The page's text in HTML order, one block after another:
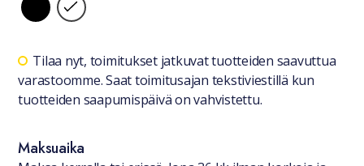
Saatavuustiedot
Tilaa nyt, toimitukset jatkuvat tuotteiden saavuttua
varastoomme. Saat toimitusajan tekstiviestillä kun
tuotteiden saapumispäivä on vahvistettu.
Maksuaika